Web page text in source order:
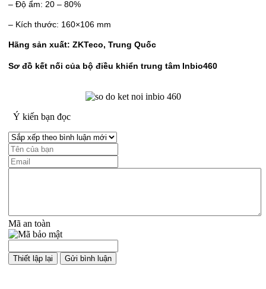
– Độ ẩm: 20 – 80%
– Kích thước: 160×106 mm
Hãng sản xuất: ZKTeco, Trung Quốc
Sơ đồ kết nối của bộ điều khiển trung tâm Inbio460
Ý kiến bạn đọc
Mã an toàn